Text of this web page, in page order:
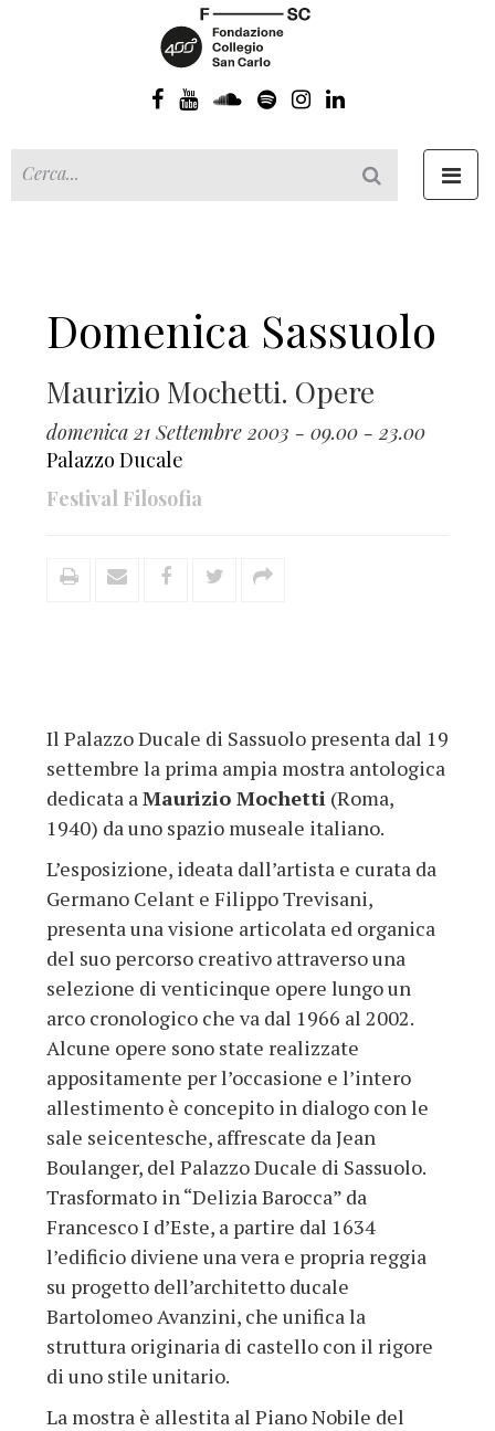
Domenica Sassuolo
Maurizio Mochetti. Opere
domenica 21 Settembre 2003 - 09.00 - 23.00
Palazzo Ducale
Festival Filosofia
Il Palazzo Ducale di Sassuolo presenta dal 19
settembre la prima ampia mostra antologica
dedicata aMaurizio Mochetti (Roma,
1940) da uno spazio museale italiano.
L’esposizione, ideata dall’artista e curata da
Germano Celant e Filippo Trevisani,
presenta una visione articolata ed organica
del suo percorso creativo attraverso una
selezione di venticinque opere lungo un
arco cronologico che va dal 1966 al 2002.
Alcune opere sono state realizzate
appositamente per l’occasione e l’intero
allestimento è concepito in dialogo con le
sale seicentesche, affrescate da Jean
Boulanger, del Palazzo Ducale di Sassuolo.
Trasformato in “Delizia Barocca” da
Francesco I d’Este, a partire dal 1634
l’edificio diviene una vera e propria reggia
su progetto dell’architetto ducale
Bartolomeo Avanzini, che unifica la
struttura originaria di castello con il rigore
di uno stile unitario.
La mostra è allestita al Piano Nobile del